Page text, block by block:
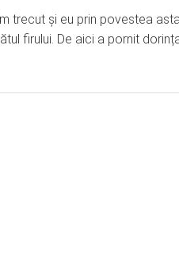
trecut și eu prin povestea
firului. De aici a pornit